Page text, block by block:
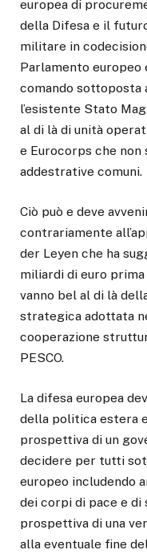
europea di
della Difesa e il
militare in
Parlamento europeo
comando sottoposta
l’esistente Stato
al di là di unità
e Eurocorps che
addestrative comuni.
Ciò può e deve
contrariamente
der Leyen che ha
miliardi di euro
vanno bel al di là
strategica adottata
cooperazione
PESCO.
La difesa europea
della politica estera
prospettiva di un
decidere per tutti
europeo includendo
dei corpi di pace e di
prospettiva di una
alla eventuale fine